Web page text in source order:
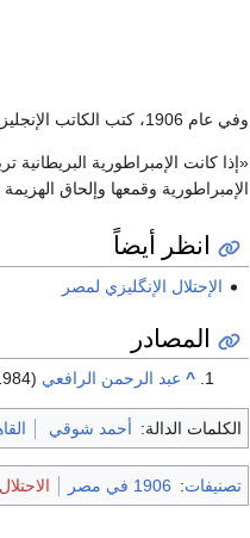
وفي عام 1906، كتب الكاتب الإنجليزى الكبير
«إذا كانت الإمبراطورية
الإمبراطورية وقمعها وإلحاق الهزيمة
انظر أيضاً
الإحتلال الإنگليزي لمصر
المصادر
^ عبد الرحمن الرافعي (1984).
الكلمات الدالة: أحمد شوقي
تصنيفات: 1906 في مصر